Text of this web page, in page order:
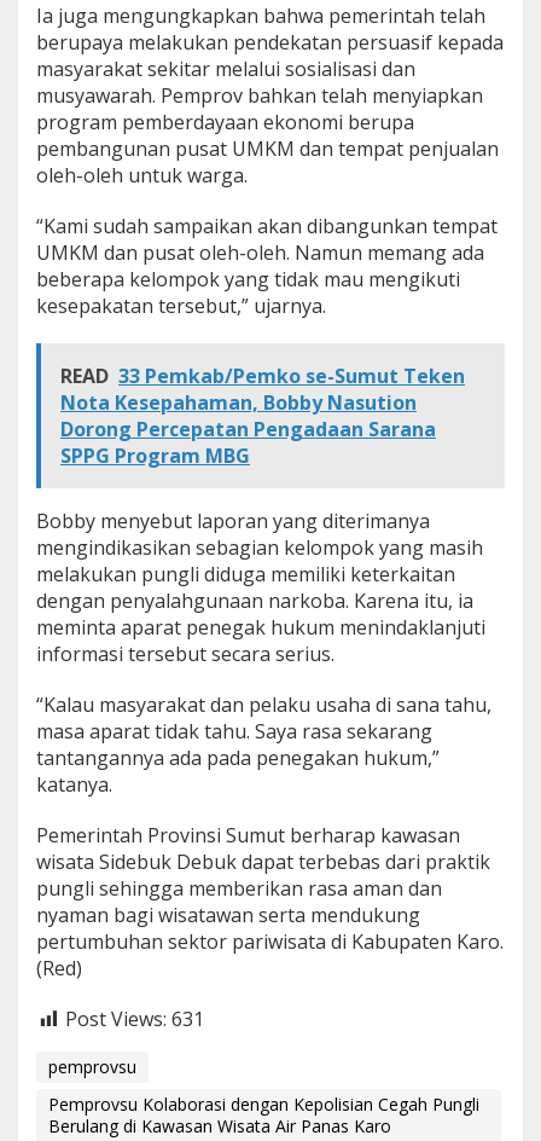
Ia juga mengungkapkan bahwa pemerintah telah
berupaya melakukan pendekatan persuasif kepada
masyarakat sekitar melalui sosialisasi dan
musyawarah. Pemprov bahkan telah menyiapkan
program pemberdayaan ekonomi berupa
pembangunan pusat UMKM dan tempat penjualan
oleh-oleh untuk warga.
“Kami sudah sampaikan akan dibangunkan tempat
UMKM dan pusat oleh-oleh. Namun memang ada
beberapa kelompok yang tidak mau mengikuti
kesepakatan tersebut,” ujarnya.
READ 33 Pemkab/Pemko se-Sumut Teken
Nota Kesepahaman, Bobby Nasution
Dorong Percepatan Pengadaan Sarana
SPPG Program MBG
Bobby menyebut laporan yang diterimanya
mengindikasikan sebagian kelompok yang masih
melakukan pungli diduga memiliki keterkaitan
dengan penyalahgunaan narkoba. Karena itu, ia
meminta aparat penegak hukum menindaklanjuti
informasi tersebut secara serius.
“Kalau masyarakat dan pelaku usaha di sana tahu,
masa aparat tidak tahu. Saya rasa sekarang
tantangannya ada pada penegakan hukum,”
katanya.
Pemerintah Provinsi Sumut berharap kawasan
wisata Sidebuk Debuk dapat terbebas dari praktik
pungli sehingga memberikan rasa aman dan
nyaman bagi wisatawan serta mendukung
pertumbuhan sektor pariwisata di Kabupaten Karo.
(Red)
Post Views: 631
pemprovsu
Pemprovsu Kolaborasi dengan Kepolisian Cegah Pungli
Berulang di Kawasan Wisata Air Panas Karo